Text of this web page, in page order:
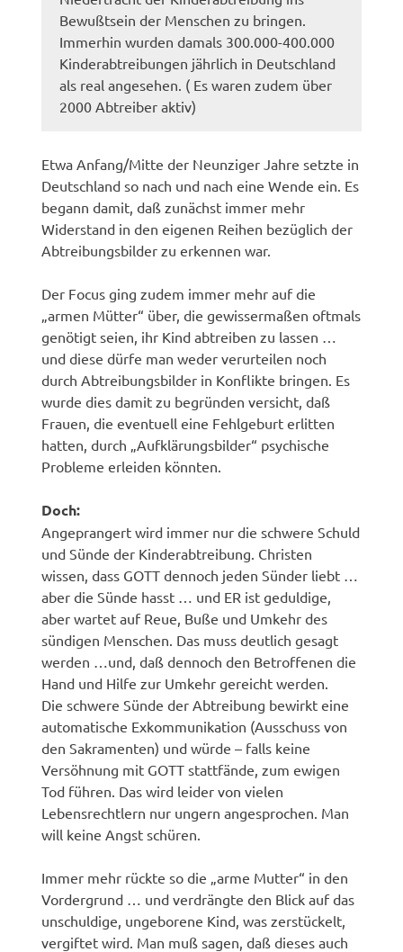
Bewußtsein der Menschen zu bringen.
Immerhin wurden damals 300.000-400.000
Kinderabtreibungen jährlich in Deutschland
als real angesehen. ( Es waren zudem über
2000 Abtreiber aktiv)
Etwa Anfang/Mitte der Neunziger Jahre setzte in
Deutschland so nach und nach eine Wende ein. Es
begann damit, daß zunächst immer mehr
Widerstand in den eigenen Reihen bezüglich der
Abtreibungsbilder zu erkennen war.
Der Focus ging zudem immer mehr auf die
„armen Mütter“ über, die gewissermaßen oftmals
genötigt seien, ihr Kind abtreiben zu lassen …
und diese dürfe man weder verurteilen noch
durch Abtreibungsbilder in Konflikte bringen. Es
wurde dies damit zu begründen versicht, daß
Frauen, die eventuell eine Fehlgeburt erlitten
hatten, durch „Aufklärungsbilder“ psychische
Probleme erleiden könnten.
Doch:
Angeprangert wird immer nur die schwere Schuld
und Sünde der Kinderabtreibung. Christen
wissen, dass GOTT dennoch jeden Sünder liebt …
aber die Sünde hasst … und ER ist geduldige,
aber wartet auf Reue, Buße und Umkehr des
sündigen Menschen. Das muss deutlich gesagt
werden …und, daß dennoch den Betroffenen die
Hand und Hilfe zur Umkehr gereicht werden.
Die schwere Sünde der Abtreibung bewirkt eine
automatische Exkommunikation (Ausschuss von
den Sakramenten) und würde – falls keine
Versöhnung mit GOTT stattfände, zum ewigen
Tod führen. Das wird leider von vielen
Lebensrechtlern nur ungern angesprochen. Man
will keine Angst schüren.
Immer mehr rückte so die „arme Mutter“ in den
Vordergrund … und verdrängte den Blick auf das
unschuldige, ungeborene Kind, was zerstückelt,
vergiftet wird. Man muß sagen, daß dieses auch